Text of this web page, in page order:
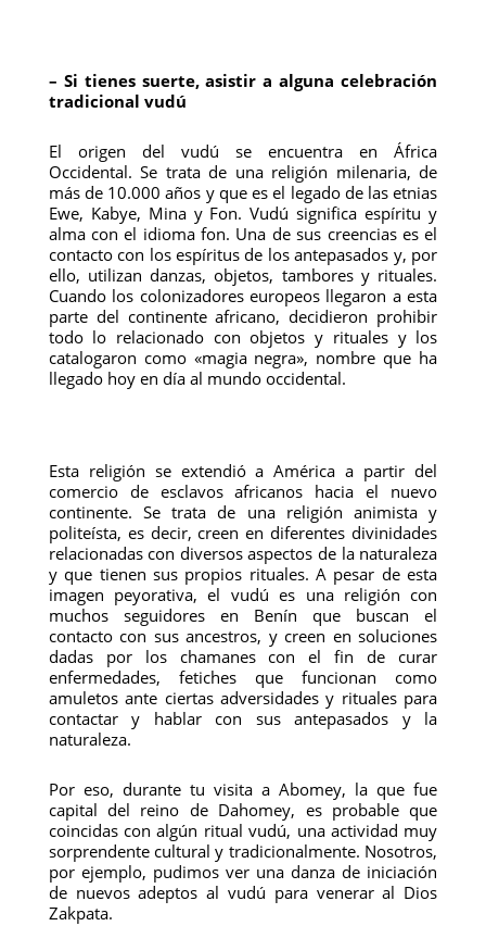
– Si tienes suerte, asistir a alguna celebración
tradicional vudú
El origen del vudú se encuentra en África
Occidental. Se trata de una religión milenaria, de
más de 10.000 años y que es el legado de las etnias
Ewe, Kabye, Mina y Fon. Vudú significa espíritu y
alma con el idioma fon. Una de sus creencias es el
contacto con los espíritus de los antepasados y, por
ello, utilizan danzas, objetos, tambores y rituales.
Cuando los colonizadores europeos llegaron a esta
parte del continente africano, decidieron prohibir
todo lo relacionado con objetos y rituales y los
catalogaron como «magia negra», nombre que ha
llegado hoy en día al mundo occidental.
Esta religión se extendió a América a partir del
comercio de esclavos africanos hacia el nuevo
continente. Se trata de una religión animista y
politeísta, es decir, creen en diferentes divinidades
relacionadas con diversos aspectos de la naturaleza
y que tienen sus propios rituales. A pesar de esta
imagen peyorativa, el vudú es una religión con
muchos seguidores en Benín que buscan el
contacto con sus ancestros, y creen en soluciones
dadas por los chamanes con el fin de curar
enfermedades, fetiches que funcionan como
amuletos ante ciertas adversidades y rituales para
contactar y hablar con sus antepasados y la
naturaleza.
Por eso, durante tu visita a Abomey, la que fue
capital del reino de Dahomey, es probable que
coincidas con algún ritual vudú, una actividad muy
sorprendente cultural y tradicionalmente. Nosotros,
por ejemplo, pudimos ver una danza de iniciación
de nuevos adeptos al vudú para venerar al Dios
Zakpata.